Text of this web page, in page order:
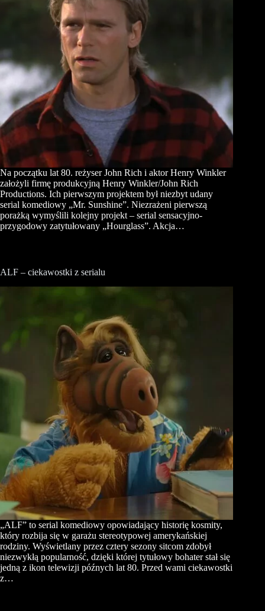
Na początku lat 80. reżyser John Rich i aktor Henry Winkler
założyli firmę produkcyjną Henry Winkler/John Rich
Productions. Ich pierwszym projektem był niezbyt udany
serial komediowy „Mr. Sunshine”. Niezrażeni pierwszą
porażką wymyślili kolejny projekt – serial sensacyjno-
przygodowy zatytułowany „Hourglass”. Akcja…
ALF – ciekawostki z serialu
„ALF” to serial komediowy opowiadający historię kosmity,
który rozbija się w garażu stereotypowej amerykańskiej
rodziny. Wyświetlany przez cztery sezony sitcom zdobył
niezwykłą popularność, dzięki której tytułowy bohater stał się
jedną z ikon telewizji późnych lat 80. Przed wami ciekawostki
z…